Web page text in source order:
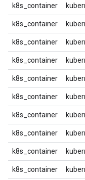
k8s_container
k8s_container
k8s_container
k8s_container
k8s_container
k8s_container
k8s_container
k8s_container
k8s_container
k8s_container